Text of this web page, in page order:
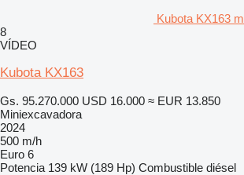
Kubota KX163
8
VÍDEO
Kubota KX163
Gs. 95.270.000 USD 16.000 ≈ EUR 13.850
Miniexcavadora
2024
500 m/h
Euro 6
Potencia 139 kW (189 Hp) Combustible diésel